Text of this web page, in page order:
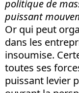
politique de
puissant
Or qui peut
dans les
insoumise.
toutes ses
puissant levier